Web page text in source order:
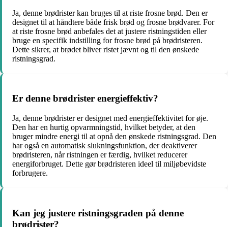
Ja, denne brødrister kan bruges til at riste frosne brød. Den er
designet til at håndtere både frisk brød og frosne brødvarer. For
at riste frosne brød anbefales det at justere ristningstiden eller
bruge en specifik indstilling for frosne brød på brødristeren.
Dette sikrer, at brødet bliver ristet jævnt og til den ønskede
ristningsgrad.
Er denne brødrister energieffektiv?
Ja, denne brødrister er designet med energieffektivitet for øje.
Den har en hurtig opvarmningstid, hvilket betyder, at den
bruger mindre energi til at opnå den ønskede ristningsgrad. Den
har også en automatisk slukningsfunktion, der deaktiverer
brødristeren, når ristningen er færdig, hvilket reducerer
energiforbruget. Dette gør brødristeren ideel til miljøbevidste
forbrugere.
Kan jeg justere ristningsgraden på denne
brødrister?